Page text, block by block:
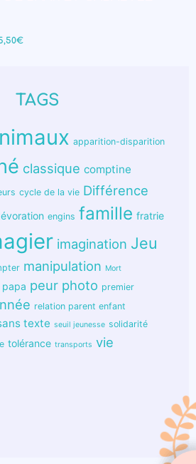
TAGS
apparition-disparition
classique comptine
cycle de la vie Différence
engins famille fratrie
imagination Jeu
manipulation Mort
papa peur photo premier
relation parent enfant
texte seuil jeunesse solidarité
tolérance transports vie